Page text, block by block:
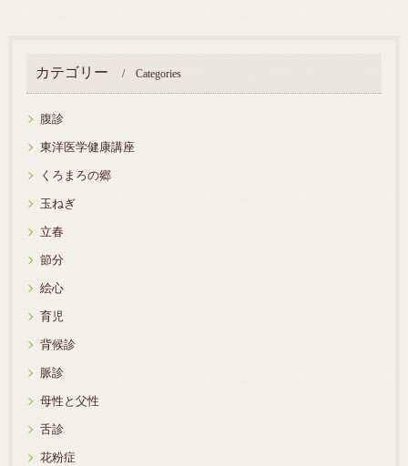
カテゴリー Categories
腹診
東洋医学健康講座
くろまろの郷
玉ねぎ
立春
節分
絵心
育児
背候診
脈診
母性と父性
舌診
花粉症